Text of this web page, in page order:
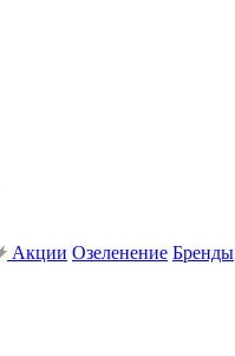
Акции Озеленение Бренды